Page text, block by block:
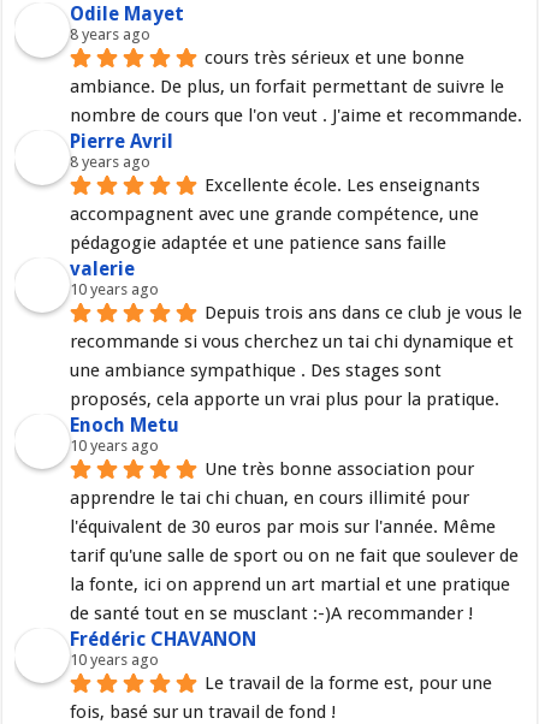
Odile Mayet
8 years ago
cours très sérieux et une bonne
ambiance. De plus, un forfait permettant de suivre le
nombre de cours que l'on veut . J'aime et recommande.
Pierre Avril
8 years ago
Excellente école. Les enseignants
accompagnent avec une grande compétence, une
pédagogie adaptée et une patience sans faille
valerie
10 years ago
Depuis trois ans dans ce club je vous le
recommande si vous cherchez un tai chi dynamique et
une ambiance sympathique . Des stages sont
proposés, cela apporte un vrai plus pour la pratique.
Enoch Metu
10 years ago
Une très bonne association pour
apprendre le tai chi chuan, en cours illimité pour
l'équivalent de 30 euros par mois sur l'année. Même
tarif qu'une salle de sport ou on ne fait que soulever de
la fonte, ici on apprend un art martial et une pratique
de santé tout en se musclant :-)A recommander !
Frédéric CHAVANON
10 years ago
Le travail de la forme est, pour une
fois, basé sur un travail de fond !